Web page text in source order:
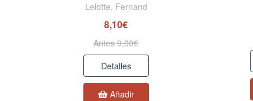
Lelotte, Fernand
8,10€
Antes 9,00€
Detalles
Añadir